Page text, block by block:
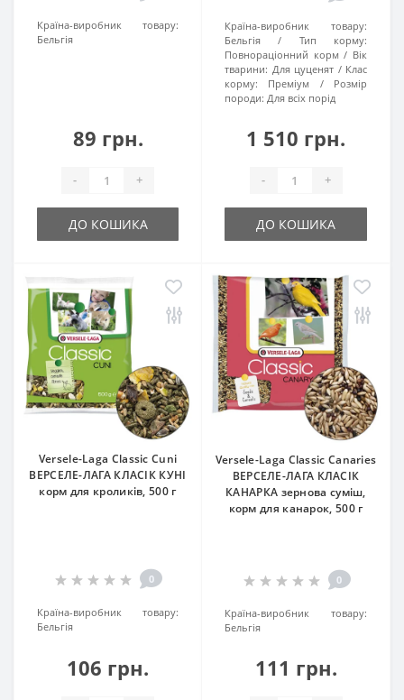
Країна-виробник товару:
Бельгія
89 грн.
- +
ДО КОШИКА
Країна-виробник товару:
Бельгія
Тип корму:
Повнораціонний корм
Вік
тварини: Для цуценят
Клас
корму:
Преміум
Розмір
породи: Для всіх порід
1 510 грн.
- +
ДО КОШИКА
Versele-Laga Classic Cuni
ВЕРСЕЛЕ-ЛАГА КЛАСІК КУНІ
корм для кроликів, 500 г
0
Країна-виробник товару:
Бельгія
106 грн.
Versele-Laga Classic Canaries
ВЕРСЕЛЕ-ЛАГА КЛАСІК
КАНАРКА зернова суміш,
корм для канарок, 500 г
0
Країна-виробник товару:
Бельгія
111 грн.